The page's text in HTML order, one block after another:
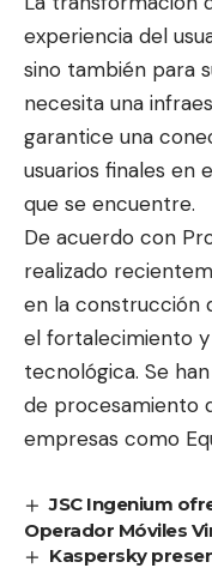
experiencia del
sino también para
necesita una
garantice una
usuarios finales en
que se encuentre.
De acuerdo con
realizado
en la construcción
el fortalecimiento
tecnológica. Se
de procesamiento
empresas como
JSC Ingenium
Operador Móviles
Kaspersky